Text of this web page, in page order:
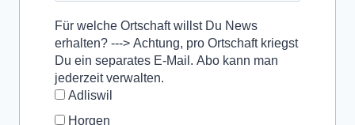
Für welche Ortschaft willst Du News
erhalten? ---> Achtung, pro Ortschaft kriegst
Du ein separates E-Mail. Abo kann man
jederzeit verwalten.
Adliswil
Horgen